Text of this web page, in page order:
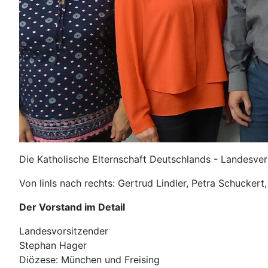
Die Katholische Elternschaft Deutschlands -
Von linls nach rechts: Gertrud Lindler, Petra
Der Vorstand im Detail
Landesvorsitzender
Stephan Hager
Diözese: München und Freising